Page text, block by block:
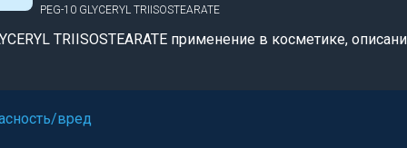
PEG-10 GLYCERYL TRIISOSTEARATE
TRIISOSTEARATE применение в косметике,
вред